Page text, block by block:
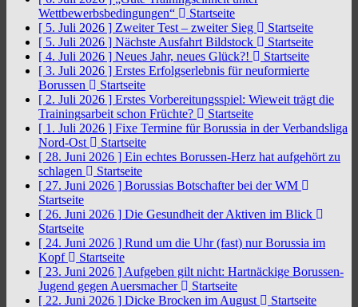
Wettbewerbsbedingungen“
Startseite
[ 5. Juli 2026 ] Zweiter Test – zweiter Sieg
Startseite
[ 5. Juli 2026 ] Nächste Ausfahrt Bildstock
Startseite
[ 4. Juli 2026 ] Neues Jahr, neues Glück?!
Startseite
[ 3. Juli 2026 ] Erstes Erfolgserlebnis für neuformierte
Borussen
Startseite
[ 2. Juli 2026 ] Erstes Vorbereitungsspiel: Wieweit trägt die
Trainingsarbeit schon Früchte?
Startseite
[ 1. Juli 2026 ] Fixe Termine für Borussia in der Verbandsliga
Nord-Ost
Startseite
[ 28. Juni 2026 ] Ein echtes Borussen-Herz hat aufgehört zu
schlagen
Startseite
[ 27. Juni 2026 ] Borussias Botschafter bei der WM
Startseite
[ 26. Juni 2026 ] Die Gesundheit der Aktiven im Blick
Startseite
[ 24. Juni 2026 ] Rund um die Uhr (fast) nur Borussia im
Kopf
Startseite
[ 23. Juni 2026 ] Aufgeben gilt nicht: Hartnäckige Borussen-
Jugend gegen Auersmacher
Startseite
[ 22. Juni 2026 ] Dicke Brocken im August
Startseite